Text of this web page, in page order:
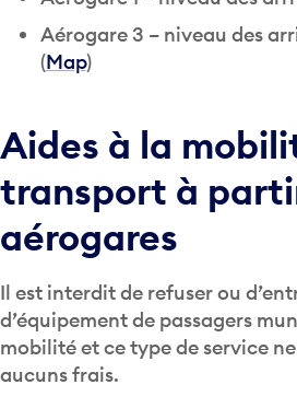
Aérogare 3 – niveau des
(Map)
Aides à la
transport à
aérogares
Il est interdit de refuser ou
d’équipement de passagers
mobilité et ce type de service
aucuns frais.